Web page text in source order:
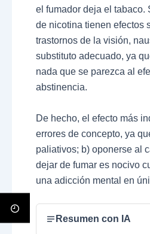
el fumador deja el tabaco.
de nicotina tienen efectos
trastornos de la visión,
substituto adecuado, ya
nada que se parezca al
abstinencia.
De hecho, el efecto más
errores de concepto, ya
paliativos; b) oponerse al
dejar de fumar es nocivo
una adicción mental en
Resumen con IA